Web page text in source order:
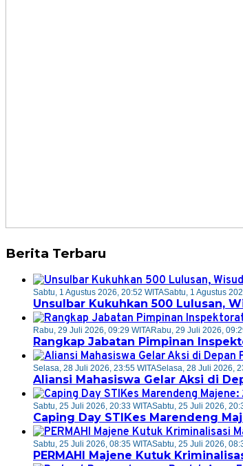
Berita Terbaru
Sabtu, 1 Agustus 2026, 20:52 WITASabtu, 1 Agustus
Unsulbar Kukuhkan 500 Lulusan,
Rabu, 29 Juli 2026, 09:29 WITARabu, 29 Juli 2026,
Rangkap Jabatan Pimpinan
Selasa, 28 Juli 2026, 23:55 WITASelasa, 28 Juli 2026,
Aliansi Mahasiswa Gelar Aksi di
Sabtu, 25 Juli 2026, 20:33 WITASabtu, 25 Juli 2026,
Caping Day STIKes Marendeng
Sabtu, 25 Juli 2026, 08:35 WITASabtu, 25 Juli 2026,
PERMAHI Majene Kutuk